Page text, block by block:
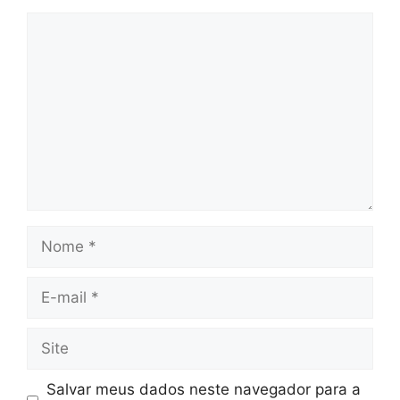
Nome
Site
Salvar meus dados neste navegador para a